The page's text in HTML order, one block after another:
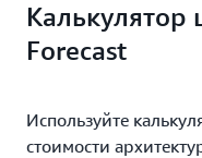
Калькулятор
Forecast
Используйте
стоимости